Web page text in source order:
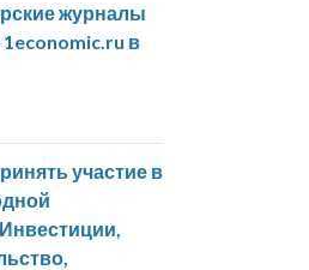
журналы
в
участие в